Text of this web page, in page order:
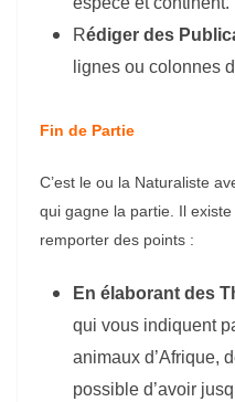
Rédiger des
lignes ou colonnes
Fin de Partie
C’est le ou la Naturaliste
qui gagne la partie. Il
remporter des points :
En élaborant des
qui vous indiquent
animaux d’Afrique,
possible d’avoir